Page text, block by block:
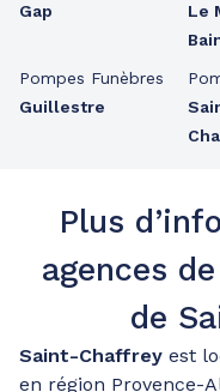
Gap
Pompes Funèbres
Guillestre
Le
Plus
agences
de
Saint-Chaffrey est
en région Provence-